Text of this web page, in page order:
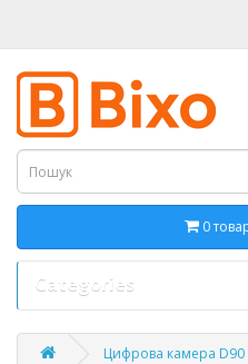
0
Categories
Цифрова камера D90